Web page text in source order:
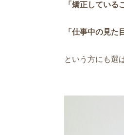
「矯正している
「仕事中の見た
という方にも選